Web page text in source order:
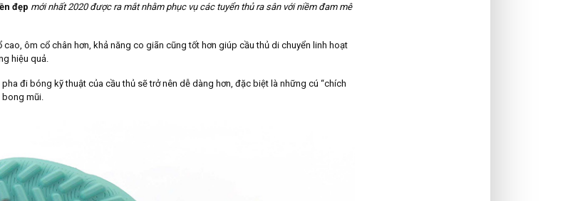
đẹp mới nhất 2020 được ra mắt nhằm phục vụ các tuyển thủ ra sân với niềm đam mê
ôm cổ chân hơn, khả năng co giãn cũng tốt hơn giúp cầu thủ di chuyển linh hoạt
hiệu quả.
đi bóng kỹ thuật của cầu thủ sẽ trở nên dễ dàng hơn, đặc biệt là những cú “chích
mũi.